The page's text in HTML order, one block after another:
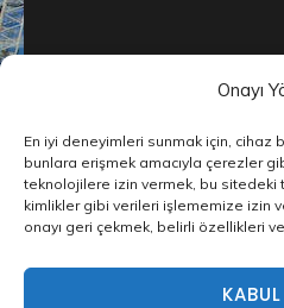
Onayı
En iyi deneyimleri sunmak için, cihaz
bunlara erişmek amacıyla çerezler
teknolojilere izin vermek, bu sitedeki
kimlikler gibi verileri işlememize izin
onayı geri çekmek, belirli özellikleri
© Telif Hakkı2026
Builders Landing
GeliştirilmiştirRara
desteklenmektedir